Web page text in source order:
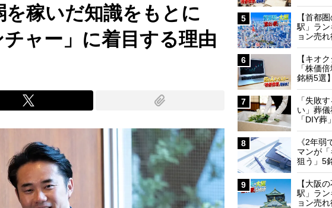
稼いだ知識をもとに
チャー」に着目する理由
5
【首都
駅」ラン
ョン売
6
【キオ
「株価
銘柄5選
7
「失敗
い」葬
「DIY
に…
8
《2年
マンが
狙う」5
9
【大阪
駅」ラン
ョン売